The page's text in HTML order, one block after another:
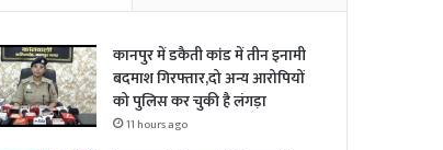
कानपुर में डकैती कांड में तीन इनामी
बदमाश गिरफ्तार,दो अन्य आरोपियों
को पुलिस कर चुकी है लंगड़ा
11 hours ago